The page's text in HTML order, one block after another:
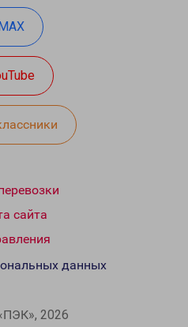
MAX
сайта
2026
данных